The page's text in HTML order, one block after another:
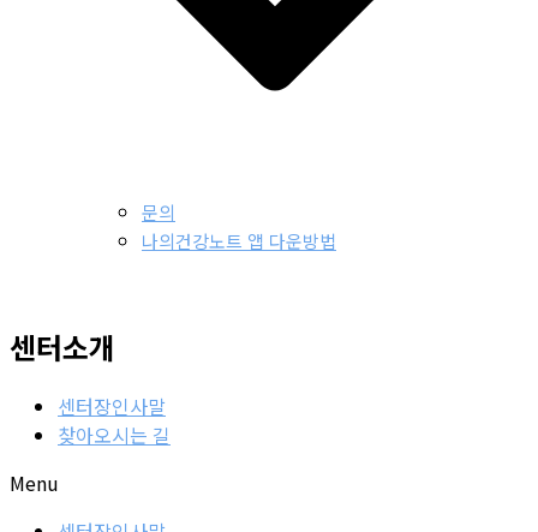
문의
나의건강노트 앱 다운방법
센터소개
센터장인사말
찾아오시는 길
Menu